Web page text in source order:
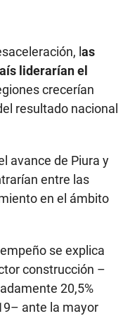
l as
liderarían el
crecerían
resultado nacional
avance de Piura y
entre las
en el ámbito
se explica
construcción –
20,5%
ante la mayor